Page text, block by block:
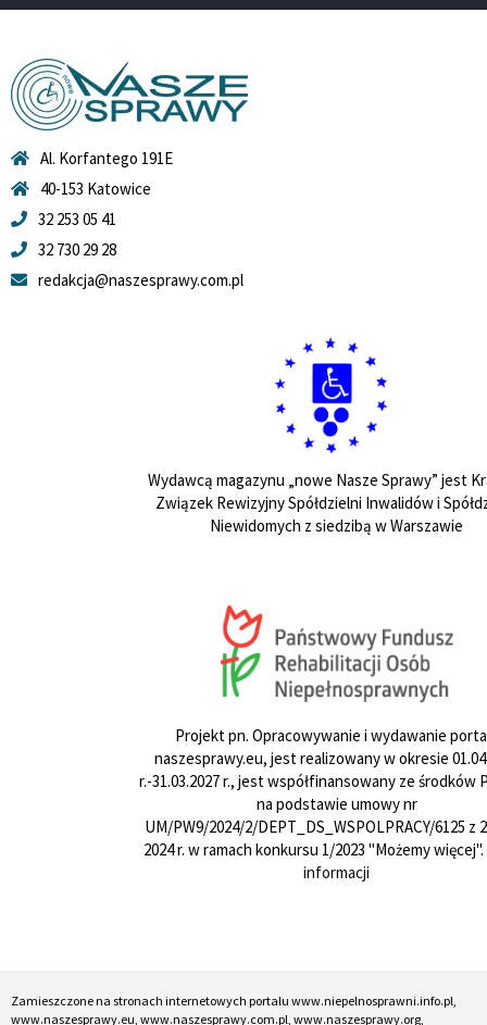
Al. Korfantego 191E
40-153 Katowice
32 253 05 41
32 730 29 28
redakcja@naszesprawy.com.pl
Wydawcą magazynu „nowe Nasze Sprawy” jest
Związek Rewizyjny Spółdzielni Inwalidów i
Niewidomych z siedzibą w Warszawie
Projekt pn. Opracowywanie i wydawanie
naszesprawy.eu, jest realizowany w okresie
r.-31.03.2027 r., jest współfinansowany ze środków
na podstawie umowy nr
UM/PW9/2024/2/DEPT_DS_WSPOLPRACY/6125 z
2024 r. w ramach konkursu 1/2023 "Możemy więcej".
informacji
Zamieszczone na stronach internetowych portalu www.niepelnosprawni.info.pl,
www.naszesprawy.eu, www.naszesprawy.com.pl, www.naszesprawy.org,